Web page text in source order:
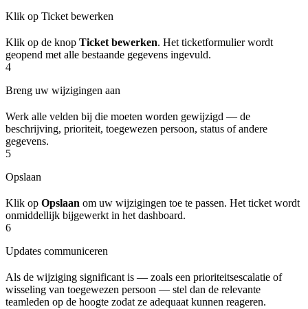
Klik op Ticket bewerken
Klik op de knop Ticket bewerken. Het ticketformulier wordt
geopend met alle bestaande gegevens ingevuld.
4
Breng uw wijzigingen aan
Werk alle velden bij die moeten worden gewijzigd — de
beschrijving, prioriteit, toegewezen persoon, status of andere
gegevens.
5
Opslaan
Klik op Opslaan om uw wijzigingen toe te passen. Het ticket wordt
onmiddellijk bijgewerkt in het dashboard.
6
Updates communiceren
Als de wijziging significant is — zoals een prioriteitsescalatie of
wisseling van toegewezen persoon — stel dan de relevante
teamleden op de hoogte zodat ze adequaat kunnen reageren.